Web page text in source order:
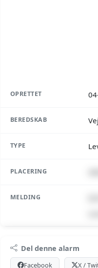
OPRETTET
BEREDSKAB
TYPE
PLACERING
MELDING
Log ind med Premium
Del denne alarm
Facebook X /